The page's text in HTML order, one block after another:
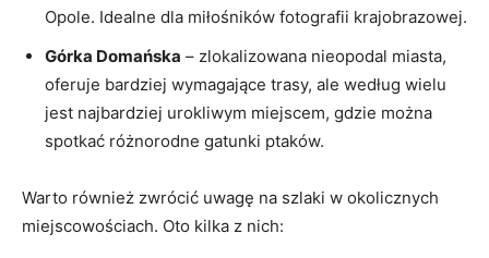
Opole. Idealne dla miłośników fotografii krajobrazowej.
Górka Domańska – zlokalizowana nieopodal miasta,
oferuje⁣ bardziej ‍wymagające trasy, ale według ‌wielu⁢
jest najbardziej urokliwym miejscem, ​gdzie‍ można
spotkać różnorodne⁤ gatunki ptaków.
Warto również zwrócić uwagę na szlaki w okolicznych
miejscowościach. Oto ⁤kilka z ⁤nich: